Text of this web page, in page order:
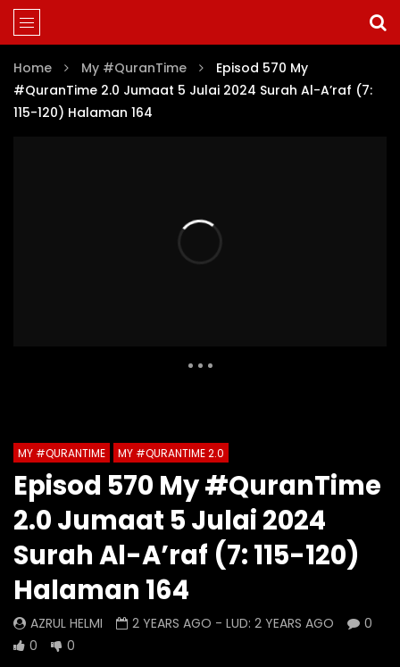
Home My #QuranTime
Episod 570 My
#QuranTime 2.0 Jumaat 5 Julai 2024 Surah Al-A’raf (7:
115-120) Halaman 164
0 Comments
Episod 1334 My #QuranTime
2.0
AZRUL HELMI
22 HOURS AGO
- LUD: 5 DAYS AGO
0
0 0
Episod 1333 My
2.0
AZRUL HELMI
2 DAYS AGO - LUD:
MY #QURANTIME MY #QURANTIME 2.0
Episod 570 My #QuranTime
2.0 Jumaat 5 Julai 2024
Surah Al-A’raf (7: 115-120)
Halaman 164
AZRUL HELMI 2 YEARS AGO - LUD: 2 YEARS AGO
0
0
0